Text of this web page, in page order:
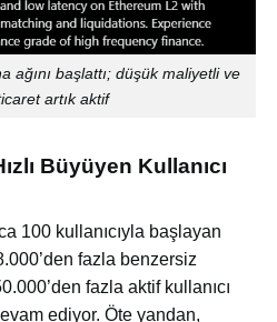
ağını başlattı; düşük maliyetli ve
artık aktif
Büyüyen Kullanıcı
100 kullanıcıyla başlayan
fazla benzersiz
fazla aktif kullanıcı
ediyor. Öte yandan,